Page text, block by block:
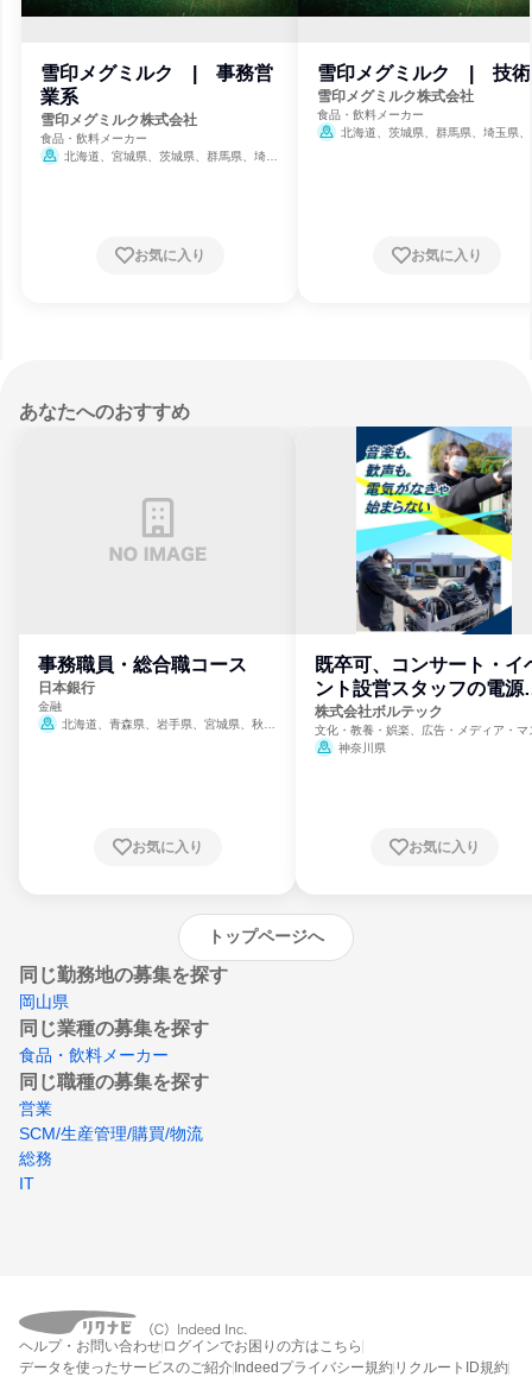
雪印メグミルク | 事務営
業系
雪印メグミルク株式会社
食品・飲料メーカー
北海道、宮城県、茨城県、群馬県、埼玉
お気に入り
雪印メグミルク | 技術
雪印メグミルク株式会社
食品・飲料メーカー
北海道、茨城県、群馬県、埼玉県
お気に入り
あなたへのおすすめ
事務職員・総合職コース
日本銀行
金融
北海道、青森県、岩手県、宮城県、秋田
崎県、熊本県、大分県、宮崎県、鹿児島県、
お気に入り
既卒可、コンサート・イ
ント設営スタッフの電源
門
株式会社ボルテック
文化・教養・娯楽、広告・メディア・マ
ミ、電力・ガス・水道・エネルギー
神奈川県
お気に入り
トップページへ
同じ勤務地の募集を探す
岡山県
同じ業種の募集を探す
食品・飲料メーカー
同じ職種の募集を探す
営業
SCM/生産管理/購買/物流
総務
IT
ヘルプ・お問い合わせ ログインでお困りの方はこちら
データを使ったサービスのご紹介Indeedプライバシー規約 リクルートID規約